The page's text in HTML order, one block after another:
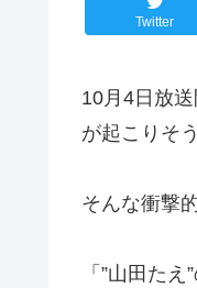
Twitter
10月4日放
が起こりそ
そんな衝撃
「”山田たえ